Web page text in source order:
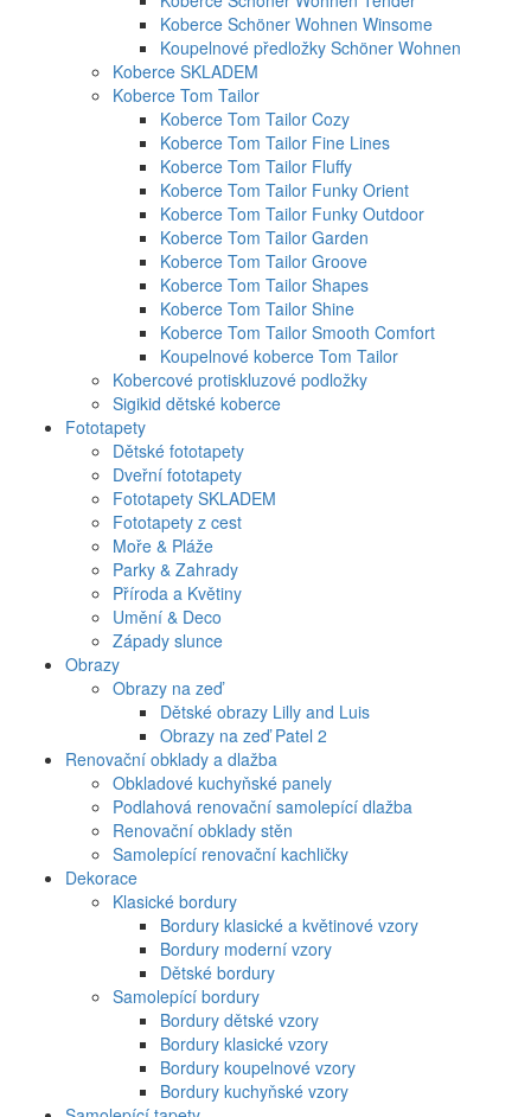
Koberce Schöner Wohnen Winsome
Koupelnové předložky Schöner Wohnen
Koberce SKLADEM
Koberce Tom Tailor
Koberce Tom Tailor Cozy
Koberce Tom Tailor Fine Lines
Koberce Tom Tailor Fluffy
Koberce Tom Tailor Funky Orient
Koberce Tom Tailor Funky Outdoor
Koberce Tom Tailor Garden
Koberce Tom Tailor Groove
Koberce Tom Tailor Shapes
Koberce Tom Tailor Shine
Koberce Tom Tailor Smooth Comfort
Koupelnové koberce Tom Tailor
Kobercové protiskluzové podložky
Sigikid dětské koberce
Fototapety
Dětské fototapety
Dveřní fototapety
Fototapety SKLADEM
Fototapety z cest
Moře & Pláže
Parky & Zahrady
Příroda a Květiny
Umění & Deco
Západy slunce
Obrazy
Obrazy na zeď
Dětské obrazy Lilly and Luis
Obrazy na zeď Patel 2
Renovační obklady a dlažba
Obkladové kuchyňské panely
Podlahová renovační samolepící dlažba
Renovační obklady stěn
Samolepící renovační kachličky
Dekorace
Klasické bordury
Bordury klasické a květinové vzory
Bordury moderní vzory
Dětské bordury
Samolepící bordury
Bordury dětské vzory
Bordury klasické vzory
Bordury koupelnové vzory
Bordury kuchyňské vzory